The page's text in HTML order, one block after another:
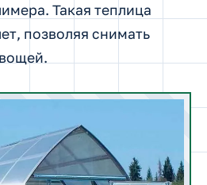
Такая теплица
позволяя снимать